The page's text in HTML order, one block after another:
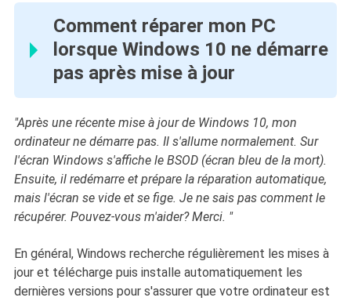
Comment réparer mon PC
lorsque Windows 10 ne démarre
pas après mise à jour
"Après une récente mise à jour de Windows 10, mon
ordinateur ne démarre pas. Il s'allume normalement. Sur
l'écran Windows s'affiche le BSOD (écran bleu de la mort).
Ensuite, il redémarre et prépare la réparation automatique,
mais l'écran se vide et se fige. Je ne sais pas comment le
récupérer. Pouvez-vous m'aider? Merci. "
En général, Windows recherche régulièrement les mises à
jour et télécharge puis installe automatiquement les
dernières versions pour s'assurer que votre ordinateur est